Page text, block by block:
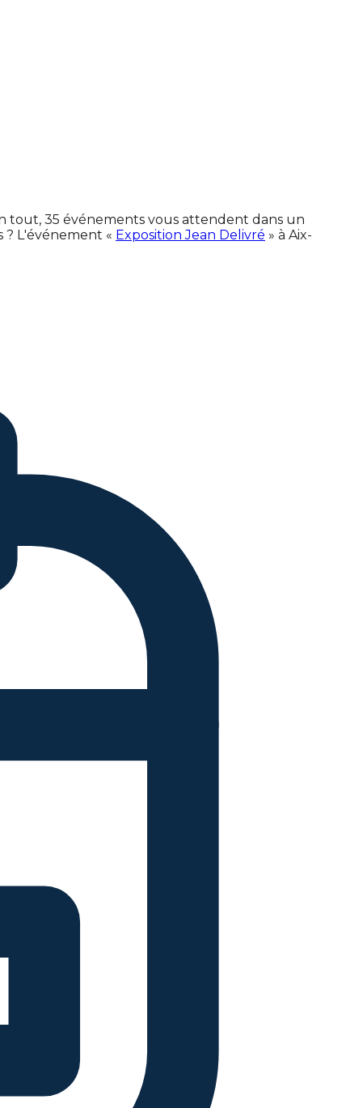
tout, 35 événements vous attendent dans un
? L'événement « Exposition Jean Delivré » à Aix-